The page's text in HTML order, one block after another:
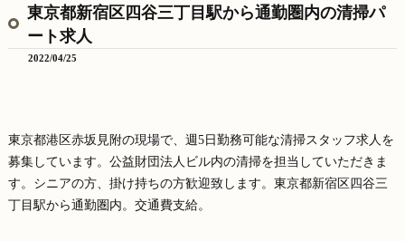
東京都新宿区四谷三丁目駅から通勤圏内の清掃パ
ート求人
2022/04/25
東京都港区赤坂見附の現場で、週5日勤務可能な清掃スタッフ求人を
募集しています。公益財団法人ビル内の清掃を担当していただきま
す。シニアの方、掛け持ちの方歓迎致します。東京都新宿区四谷三
丁目駅から通勤圏内。交通費支給。